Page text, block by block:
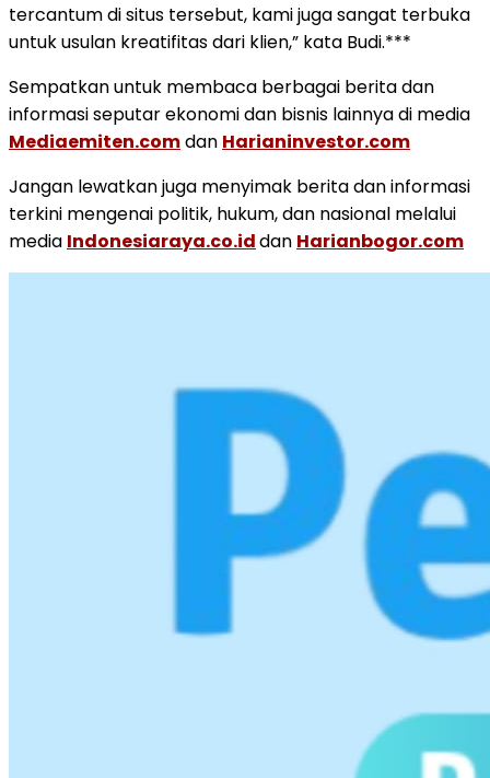
tercantum di situs tersebut, kami juga sangat terbuka
untuk usulan kreatifitas dari klien,” kata Budi.***
Sempatkan untuk membaca berbagai berita dan
informasi seputar ekonomi dan bisnis lainnya di media
Mediaemiten.comdan Harianinvestor.com
Jangan lewatkan juga menyimak berita dan informasi
terkini mengenai politik, hukum, dan nasional melalui
media Indonesiaraya.co.iddan Harianbogor.com